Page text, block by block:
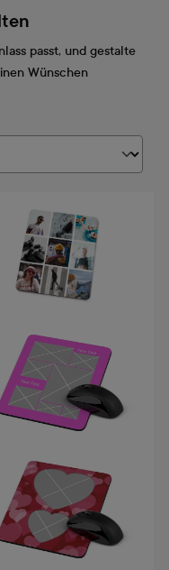
passt, und gestalte
Wünschen